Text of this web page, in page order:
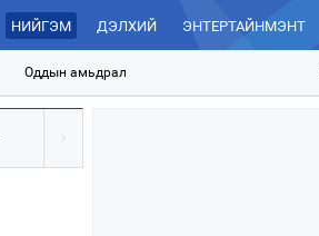
НИЙГЭМ ДЭЛХИЙ ЭНТЕРТАЙНМЭНТ
Оддын амьдрал